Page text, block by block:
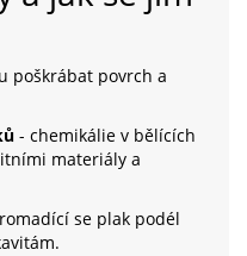
poškrábat povrch a
- chemikálie v bělících
materiály a
se plak podél